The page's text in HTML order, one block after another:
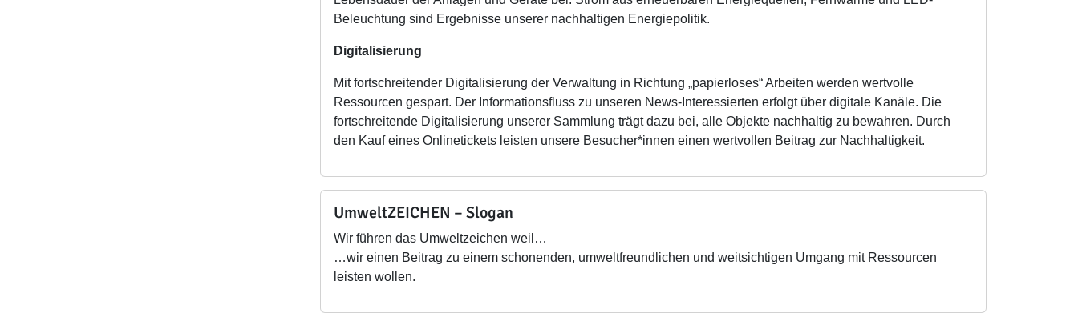
Beleuchtung sind Ergebnisse unserer nachhaltigen Energiepolitik.
Digitalisierung
Mit fortschreitender Digitalisierung der Verwaltung in Richtung „papierloses“ Arbeiten werden wertvolle
Ressourcen gespart. Der Informationsfluss zu unseren News-Interessierten erfolgt über digitale Kanäle. Die
fortschreitende Digitalisierung unserer Sammlung trägt dazu bei, alle Objekte nachhaltig zu bewahren. Durch
den Kauf eines Onlinetickets leisten unsere Besucher*innen einen wertvollen Beitrag zur Nachhaltigkeit.
UmweltZEICHEN – Slogan
Wir führen das Umweltzeichen weil…
…wir einen Beitrag zu einem schonenden, umweltfreundlichen und weitsichtigen Umgang mit Ressourcen
leisten wollen.